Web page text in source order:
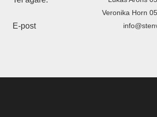
Veronika Horn
E-post